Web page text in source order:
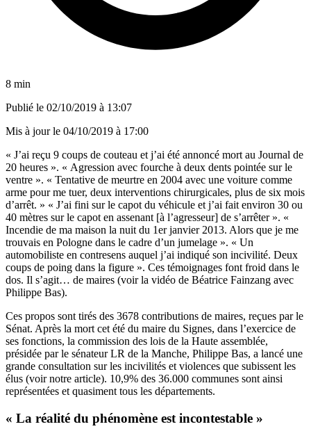
8 min
Publié le 02/10/2019 à 13:07
Mis à jour le 04/10/2019 à 17:00
« J’ai reçu 9 coups de couteau et j’ai été annoncé mort au Journal de
20 heures ». « Agression avec fourche à deux dents pointée sur le
ventre ». « Tentative de meurtre en 2004 avec une voiture comme
arme pour me tuer, deux interventions chirurgicales, plus de six mois
d’arrêt. » « J’ai fini sur le capot du véhicule et j’ai fait environ 30 ou
40 mètres sur le capot en assenant [à l’agresseur] de s’arrêter ». «
Incendie de ma maison la nuit du 1er janvier 2013. Alors que je me
trouvais en Pologne dans le cadre d’un jumelage ». « Un
automobiliste en contresens auquel j’ai indiqué son incivilité. Deux
coups de poing dans la figure ». Ces témoignages font froid dans le
dos. Il s’agit… de maires (voir la vidéo de Béatrice Fainzang avec
Philippe Bas).
Ces propos sont tirés des 3678 contributions de maires, reçues par le
Sénat. Après la mort cet été du maire du Signes, dans l’exercice de
ses fonctions, la commission des lois de la Haute assemblée,
présidée par le sénateur LR de la Manche, Philippe Bas, a lancé une
grande consultation sur les incivilités et violences que subissent les
élus (voir notre article). 10,9% des 36.000 communes sont ainsi
représentées et quasiment tous les départements.
« La réalité du phénomène est incontestable »